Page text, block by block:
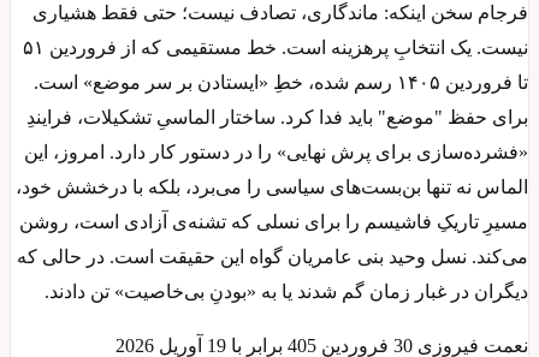
فرجام سخن اینکه: ماندگاری، تصادف نیست؛ حتی فقط هشیاری
نیست. یک انتخابِ پرهزینه است. خط مستقیمی که از فروردین ۵۱
تا فروردین ۱۴۰۵ رسم شده، خطِ «ایستادن بر سر موضع» است.
برای حفظ "موضع" باید فدا کرد. ساختار الماسیِ تشکیلات، فرایندِ
«فشرده‌سازی برای پرش نهایی» را در دستور کار دارد. امروز، این
الماس نه تنها بن‌بست‌های سیاسی را می‌برد، بلکه با درخشش خود،
مسیرِ تاریکِ فاشیسم را برای نسلی که تشنه‌ی آزادی است، روشن
می‌کند. نسل وحید بنی عامریان گواه این حقیقت است. در حالی که
دیگران در غبار زمان گم شدند یا به «بودنِ بی‌خاصیت» تن دادند.
نعمت فیروزی 30 فروردین 405 برابر با 19 آوریل 2026